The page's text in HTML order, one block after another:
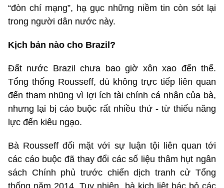
“đòn chí mạng”, hạ gục những niềm tin còn sót lại
trong người dân nước này.
Kịch bản nào cho Brazil?
Đất nước Brazil chưa bao giờ xôn xao đến thế.
Tổng thống Rousseff, dù không trực tiếp liên quan
đến tham nhũng vì lợi ích tài chính cá nhân của bà,
nhưng lại bị cáo buộc rất nhiều thứ - từ thiếu năng
lực đến kiêu ngạo.
Bà Rousseff đối mặt với sự luận tội liên quan tới
các cáo buộc đã thay đổi các số liệu thâm hụt ngân
sách Chính phủ trước chiến dịch tranh cử Tổng
thống năm 2014. Tuy nhiên, bà kịch liệt bác bỏ các